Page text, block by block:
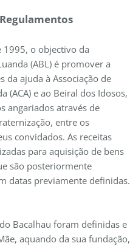
1995, o objectivo da
(ABL) é promover a
da ajuda à Associação de
(ACA) e ao Beiral dos Idosos,
angariados através de
entre os
convidados. As receitas
para aquisição de bens
são posteriormente
datas previamente definidas.
Bacalhau foram definidas e
aquando da sua fundação,